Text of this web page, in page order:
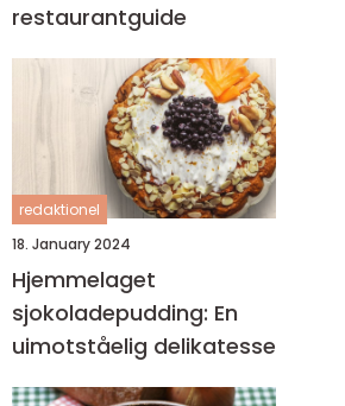
restaurantguide
redaktionel
18. January 2024
Hjemmelaget
sjokoladepudding: En
uimotståelig delikatesse